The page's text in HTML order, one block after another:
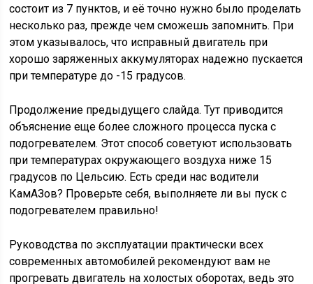
состоит из 7 пунктов, и её точно нужно было проделать
несколько раз, прежде чем сможешь запомнить. При
этом указывалось, что исправный двигатель при
хорошо заряженных аккумуляторах надежно пускается
при температуре до -15 градусов.
Продолжение предыдущего слайда. Тут приводится
объяснение еще более сложного процесса пуска с
подогревателем. Этот способ советуют использовать
при температурах окружающего воздуха ниже 15
градусов по Цельсию. Есть среди нас водители
КамАЗов? Проверьте себя, выполняете ли вы пуск с
подогревателем правильно!
Руководства по эксплуатации практически всех
современных автомобилей рекомендуют вам не
прогревать двигатель на холостых оборотах, ведь это